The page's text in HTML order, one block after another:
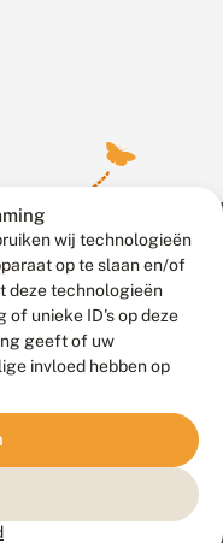
wij technologieën
op te slaan en/of
deze technologieën
of unieke ID's op deze
geeft of uw
invloed hebben op
, ontworpen door